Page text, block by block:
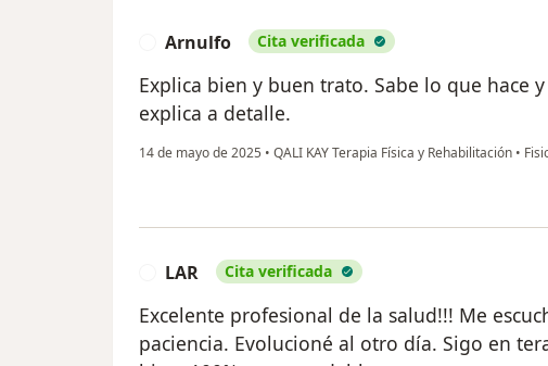
Arnulfo Cita verificada
Explica bien y buen trato. Sabe lo que hace
explica a detalle.
14 de mayo de 2025 • QALI KAY Terapia Física y Rehabilitación •
LAR Cita verificada
Excelente profesional de la salud!!! Me
paciencia. Evolucioné al otro día. Sigo en